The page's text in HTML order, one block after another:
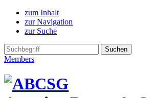
zum Inhalt
zur Navigation
zur Suche
Members